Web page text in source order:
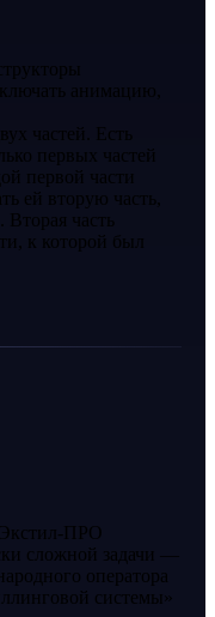
анимацию,
частей. Есть
первых частей
первой части
ей вторую часть,
часть
к которой был
Экстил-ПРО
сложной задачи —
оператора
системы